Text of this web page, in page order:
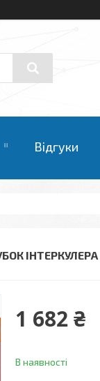
Відгуки
ІНТЕРКУЛЕРА
1 682 ₴
В наявності